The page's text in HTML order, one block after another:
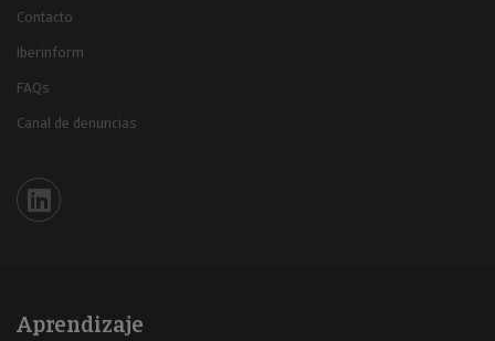
Contacto
Iberinform
FAQs
Canal de denuncias
Iberinform en Linkedin
Aprendizaje